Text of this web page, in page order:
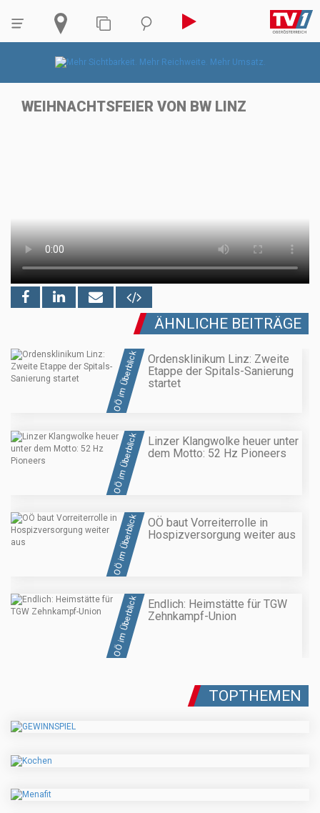
WEIHNACHTSFEIER VON BW LINZ
ÄHNLICHE BEITRÄGE
OÖ im Überblick
Ordensklinikum Linz: Zweite
Etappe der Spitals-Sanierung
startet
OÖ im Überblick
Linzer Klangwolke heuer unter
dem Motto: 52 Hz Pioneers
OÖ im Überblick
OÖ baut Vorreiterrolle in
Hospizversorgung weiter aus
OÖ im Überblick
Endlich: Heimstätte für TGW
Zehnkampf-Union
TOPTHEMEN